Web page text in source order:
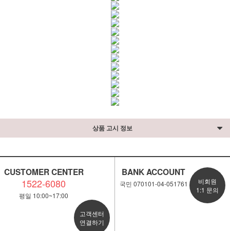
상품 고시 정보
CUSTOMER CENTER
1522-6080
평일 10:00~17:00
고객센터
연결하기
BANK ACCOUNT
국민 070101-04-051761
비회원
1:1 문의